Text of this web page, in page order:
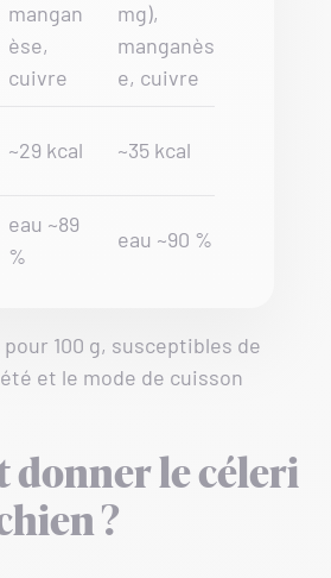
mangan
èse,
cuivre
mg),
manganès
e, cuivre
~29 kcal ~35 kcal
eau ~89
%
eau ~90 %
100 g, susceptibles de
et le mode de cuisson
donner le céleri
?